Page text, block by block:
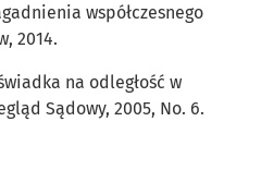
współczesnego
2014.
na odległość w
Sądowy, 2005, No. 6.